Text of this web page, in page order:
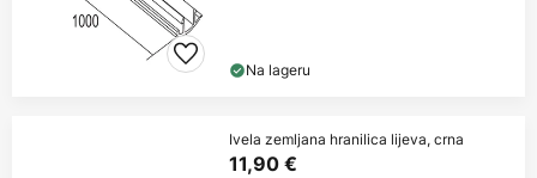
Na lageru
Ivela zemljana hranilica lijeva, crna
11,90 €